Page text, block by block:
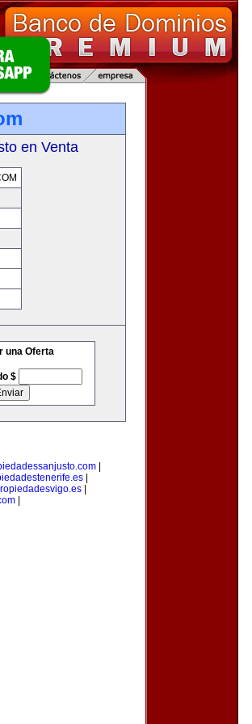
en Venta
una Oferta
$
|
|